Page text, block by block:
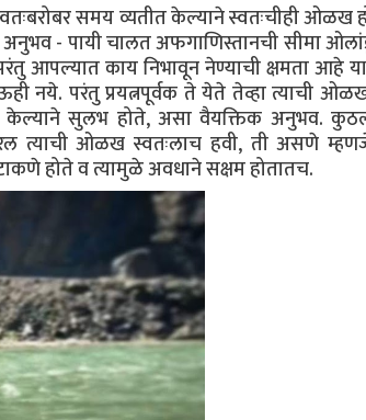
समय व्यतीत केल्याने स्वतःचीही ओळख
अनुभव - पायी चालत अफगाणिस्तानची सीमा
आपल्यात काय निभावून नेण्याची क्षमता आहे
नये. परंतु प्रयत्नपूर्वक ते येते तेव्हा त्याची
केल्याने सुलभ होते, असा वैयक्तिक अनुभव.
त्याची ओळख स्वतःलाच हवी, ती असणे
होते व त्यामुळे अवधाने सक्षम होतातच.